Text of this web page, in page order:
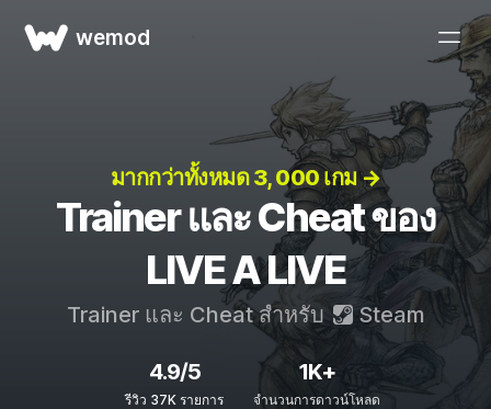
wemod
มากกว่าทั้งหมด 3, 000 เกม →
Trainer และ Cheat ของ
LIVE A LIVE
Trainer และ Cheat สำหรับ Steam
4.9/5
รีวิว 37K รายการ
1K+
จำนวนการดาวน์โหลด